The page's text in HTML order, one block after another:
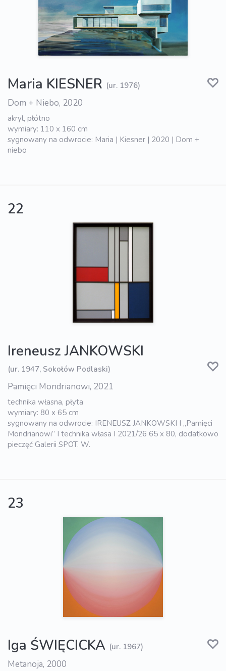
Maria KIESNER (ur. 1976)
Dom + Niebo, 2020
akryl, płótno
wymiary: 110 x 160 cm
sygnowany na odwrocie: Maria | Kiesner | 2020 | Dom +
niebo
22
Ireneusz JANKOWSKI
(ur. 1947, Sokołów Podlaski)
Pamięci Mondrianowi, 2021
technika własna, płyta
wymiary: 80 x 65 cm
sygnowany na odwrocie: IRENEUSZ JANKOWSKI I „Pamięci
Mondrianowi” I technika własa I 2021/26 65 x 80, dodatkowo
pieczęć Galerii SPOT. W.
23
Iga ŚWIĘCICKA (ur. 1967)
Metanoja, 2000